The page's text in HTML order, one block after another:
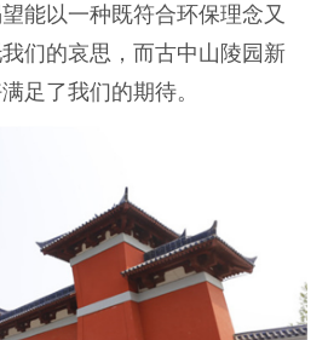
能以一种既符合环保理念又
们的哀思，而古中山陵园新
足了我们的期待。